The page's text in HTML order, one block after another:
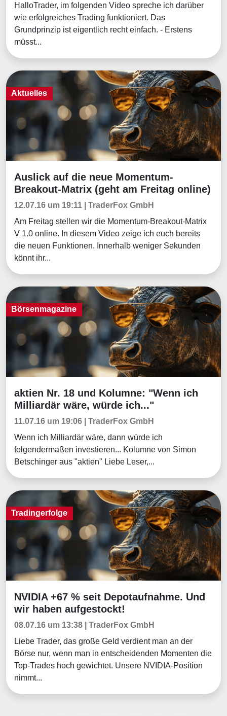
HalloTrader, im folgenden Video spreche ich darüber
wie erfolgreiches Trading funktioniert. Das
Grundprinzip ist eigentlich recht einfach. - Erstens
müsst...
Aktuelles
Aktuelles
Auslick auf die neue Momentum-
Breakout-Matrix (geht am Freitag online)
12.07.16 um 19:11 | TraderFox GmbH
Am Freitag stellen wir die Momentum-Breakout-Matrix
V 1.0 online. In diesem Video zeige ich euch bereits
die neuen Funktionen. Innerhalb weniger Sekunden
könnt ihr...
Börsenmagazine
Börsenmagazine
aktien Nr. 18 und Kolumne: "Wenn ich
Milliardär wäre, würde ich..."
11.07.16 um 19:06 | TraderFox GmbH
Wenn ich Milliardär wäre, dann würde ich
folgendermaßen investieren... Kolumne von Simon
Betschinger aus "aktien" Liebe Leser,...
Tradingerfolge
Tradingerfolge
NVIDIA +67 % seit Depotaufnahme. Und
wir haben aufgestockt!
08.07.16 um 13:38 | TraderFox GmbH
Liebe Trader, das große Geld verdient man an der
Börse nur, wenn man in entscheidenden Momenten die
Top-Trades hoch gewichtet. Unsere NVIDIA-Position
nimmt...